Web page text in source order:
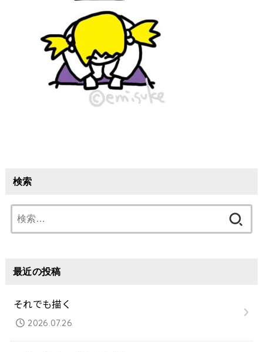
検索
索:
最近の投稿
それでも描く
2026.07.26